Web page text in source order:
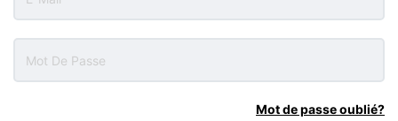
Mot de passe oublié?